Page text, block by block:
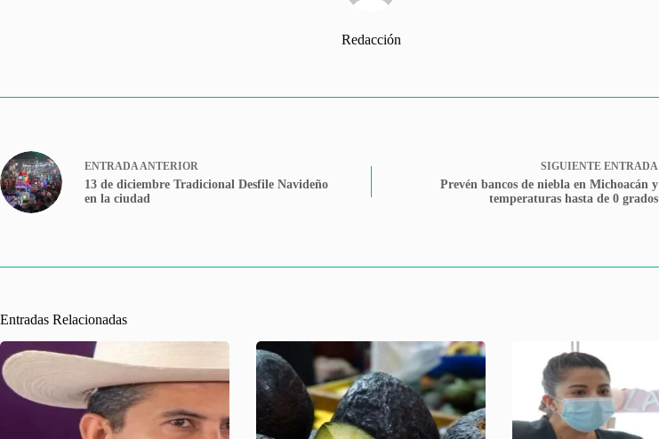
Redacción
ENTRADAANTERIOR
13 de diciembre Tradicional Desfile Navideño
en la ciudad
SIGUIENTE ENTRADA
Prevén bancos de niebla en Michoacán y
temperaturas hasta de 0 grados
Entradas Relacionadas